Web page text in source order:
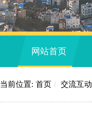
网站首页
当前位置: 首页 / 交流互动